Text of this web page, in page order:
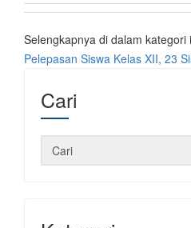
Selengkapnya di dalam kategori
Pelepasan Siswa Kelas XII, 23
Cari